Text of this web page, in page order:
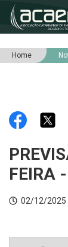
HOME
RNA
NOTÍCIAS
Home
FEIRA
02/12/2025